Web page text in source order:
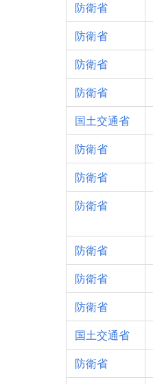
防衛省
防衛省
防衛省
防衛省
国土交通省
防衛省
防衛省
防衛省
防衛省
防衛省
防衛省
国土交通省
防衛省